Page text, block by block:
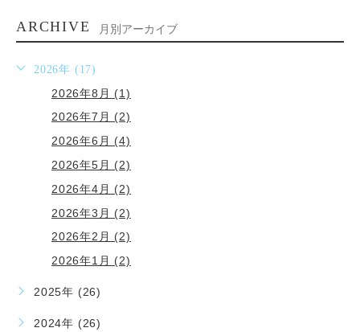
ARCHIVE 月別アーカイブ
2026年 (17)
2026年8月 (1)
2026年7月 (2)
2026年6月 (4)
2026年5月 (2)
2026年4月 (2)
2026年3月 (2)
2026年2月 (2)
2026年1月 (2)
2025年 (26)
2024年 (26)